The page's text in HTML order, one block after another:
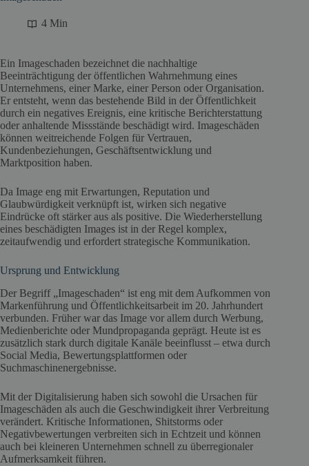
4 Min
Ein Imageschaden bezeichnet die nachhaltige
Beeinträchtigung der öffentlichen Wahrnehmung eines
Unternehmens, einer Marke, einer Person oder Organisation.
Er entsteht, wenn das bestehende Bild in der Öffentlichkeit
durch ein negatives Ereignis, eine kritische Berichterstattung
oder anhaltende Missstände beschädigt wird. Imageschäden
können weitreichende Folgen für Vertrauen,
Kundenbeziehungen, Geschäftsentwicklung und
Marktposition haben.
Da Image eng mit Erwartungen, Reputation und
Glaubwürdigkeit verknüpft ist, wirken sich negative
Eindrücke oft stärker aus als positive. Die Wiederherstellung
eines beschädigten Images ist in der Regel komplex,
zeitaufwendig und erfordert strategische Kommunikation.
Ursprung und Entwicklung
Der Begriff „Imageschaden“ ist eng mit dem Aufkommen von
Markenführung und Öffentlichkeitsarbeit im 20. Jahrhundert
verbunden. Früher war das Image vor allem durch Werbung,
Medienberichte oder Mundpropaganda geprägt. Heute ist es
zusätzlich stark durch digitale Kanäle beeinflusst – etwa durch
Social Media, Bewertungsplattformen oder
Suchmaschinenergebnisse.
Mit der Digitalisierung haben sich sowohl die Ursachen für
Imageschäden als auch die Geschwindigkeit ihrer Verbreitung
verändert. Kritische Informationen, Shitstorms oder
Negativbewertungen verbreiten sich in Echtzeit und können
auch bei kleineren Unternehmen schnell zu überregionaler
Aufmerksamkeit führen.